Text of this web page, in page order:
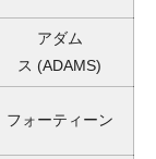
アダム
ス (ADAMS)
フォーティーン